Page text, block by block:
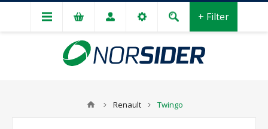
+ Filter
Renault Twingo